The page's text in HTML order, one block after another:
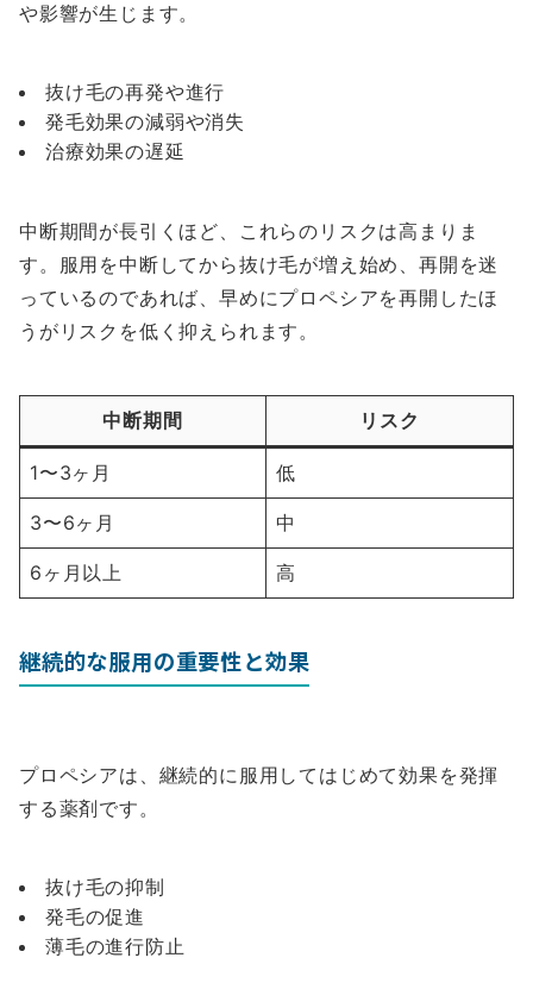
や影響が生じます。
抜け毛の再発や進行
発毛効果の減弱や消失
治療効果の遅延
中断期間が長引くほど、これらのリスクは高まりま
す。服用を中断してから抜け毛が増え始め、再開を迷
っているのであれば、早めにプロペシアを再開したほ
うがリスクを低く抑えられます。
中断期間 リスク
1〜3ヶ月 低
3〜6ヶ月 中
6ヶ月以上 高
継続的な服用の重要性と効果
プロペシアは、継続的に服用してはじめて効果を発揮
する薬剤です。
抜け毛の抑制
発毛の促進
薄毛の進行防止